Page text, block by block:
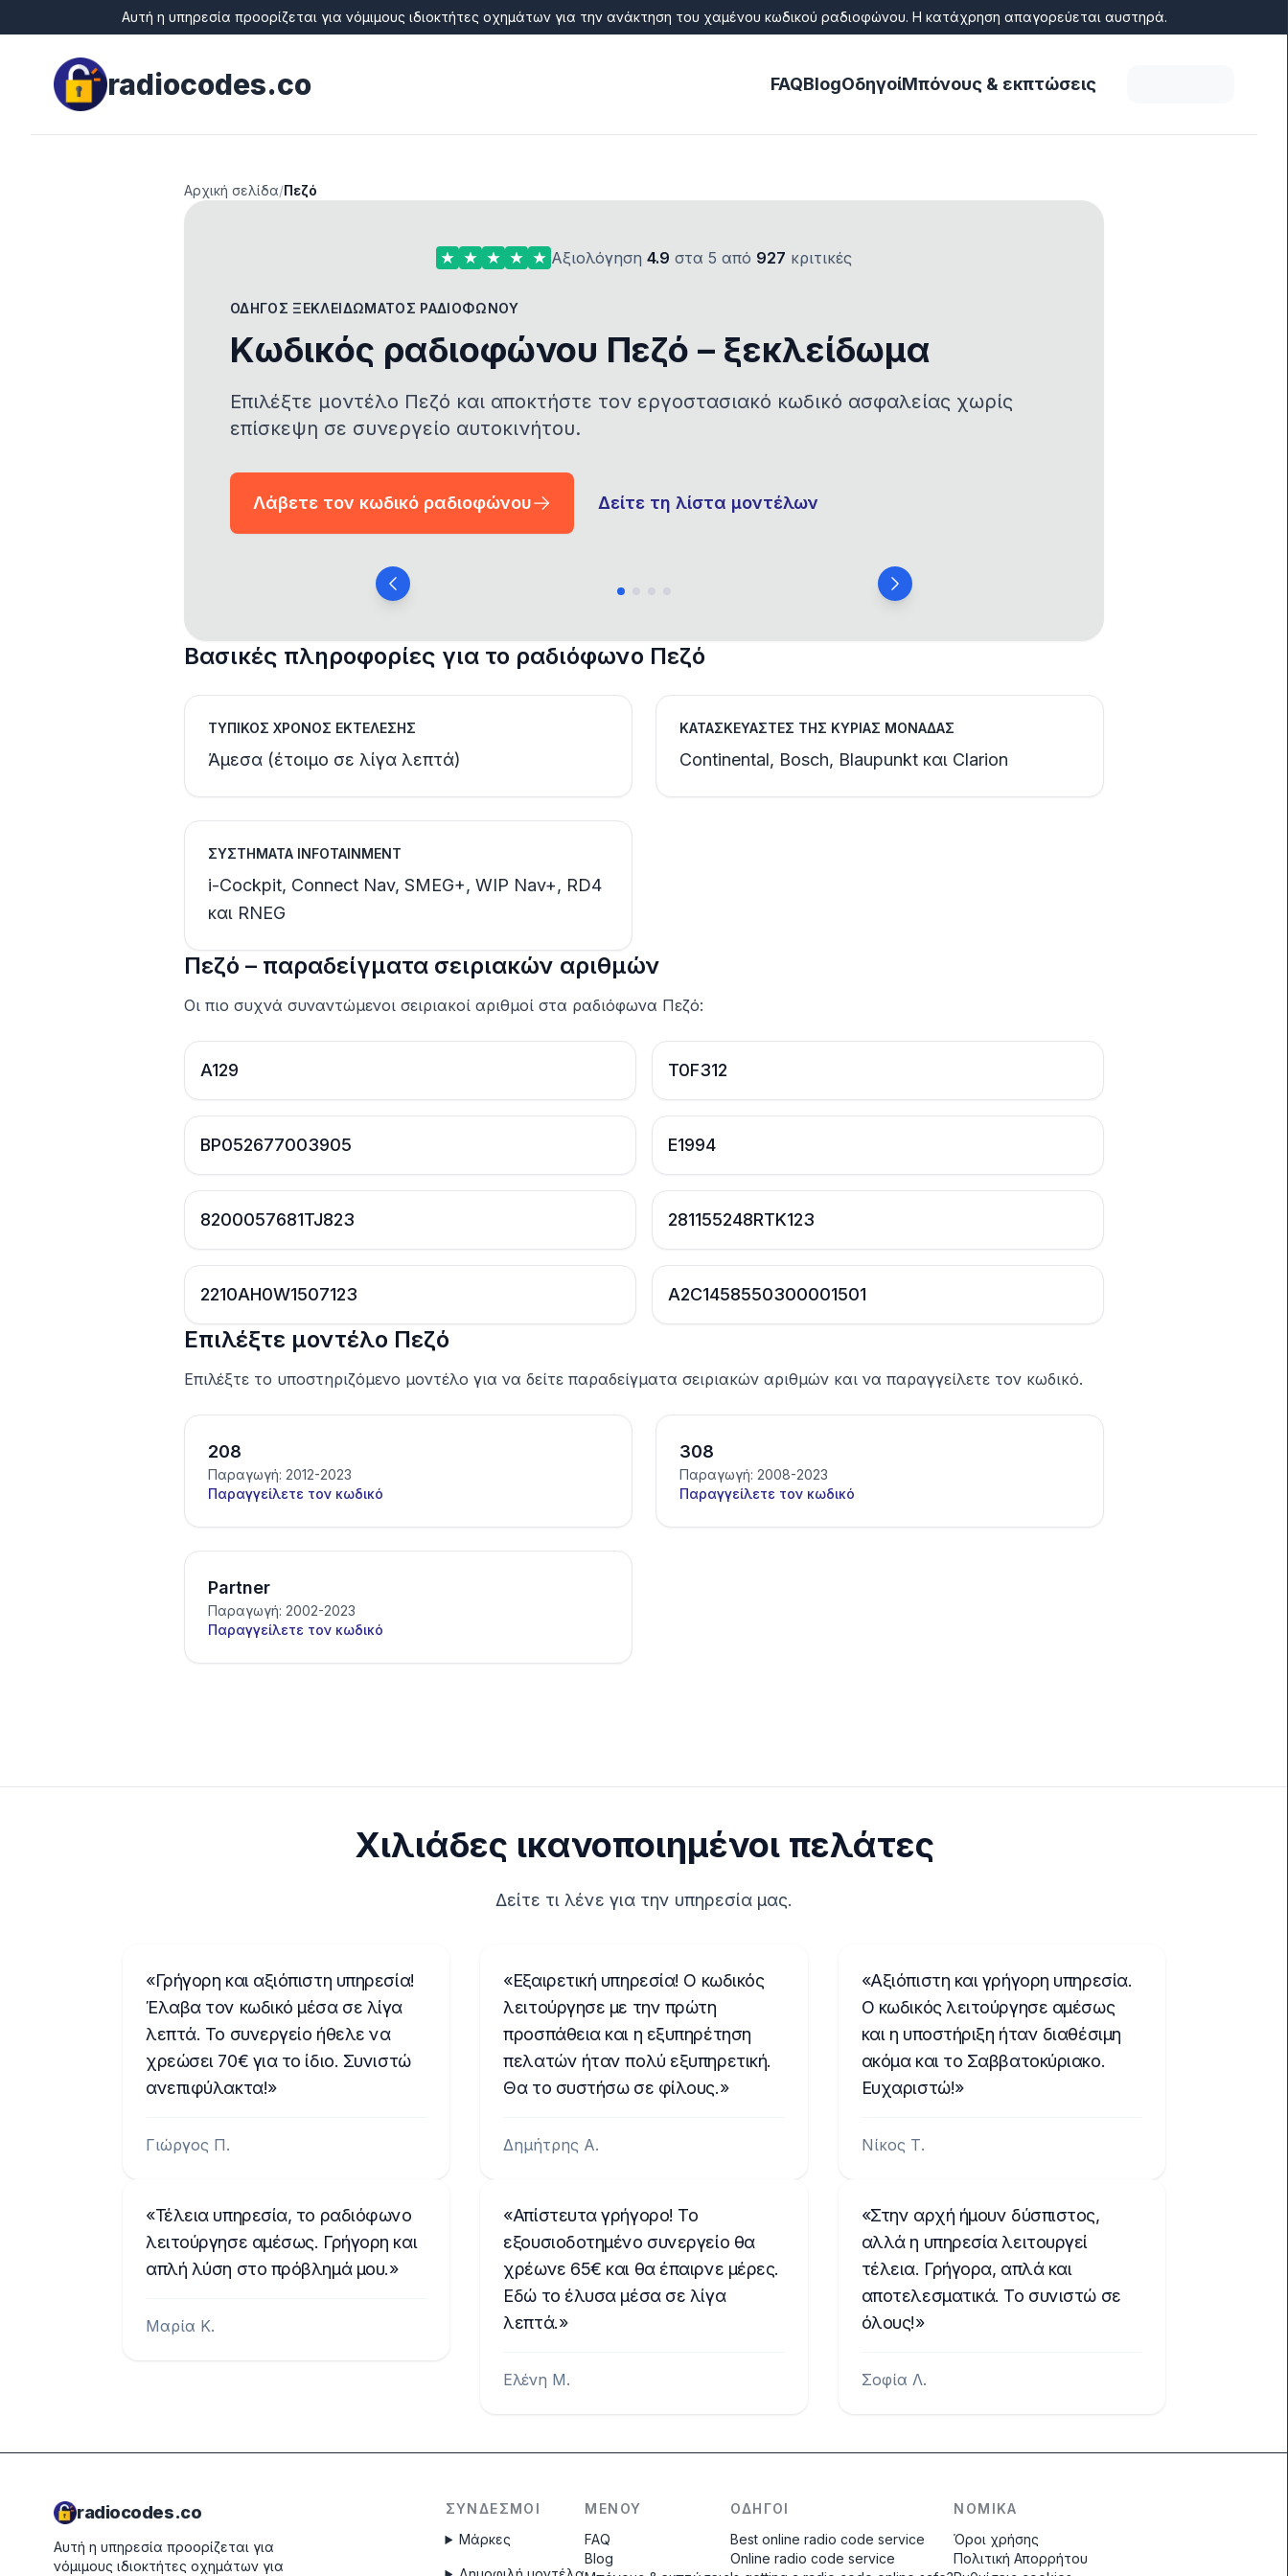
Αυτή η υπηρεσία προορίζεται για νόμιμους ιδιοκτήτες οχημάτων για την ανάκτηση του χαμένου κωδικού ραδιοφώνου. Η κατάχρηση απαγορεύεται αυστηρά.
radiocodes.co FAQBlogΟδηγοίΜπόνους & εκπτώσεις
Αρχική σελίδα/Πεζό
Αξιολόγηση 4.9 στα 5 από 927 κριτικές
ΟΔΗΓΌΣ ΞΕΚΛΕΙΔΏΜΑΤΟΣ ΡΑΔΙΟΦΏΝΟΥ
Κωδικός ραδιοφώνου Πεζό – ξεκλείδωμα
Επιλέξτε μοντέλο Πεζό και αποκτήστε τον εργοστασιακό κωδικό ασφαλείας χωρίς
επίσκεψη σε συνεργείο αυτοκινήτου.
Λάβετε τον κωδικό ραδιοφώνου Δείτε τη λίστα μοντέλων
Βασικές πληροφορίες για το ραδιόφωνο Πεζό
ΤΥΠΙΚΌΣ ΧΡΌΝΟΣ ΕΚΤΈΛΕΣΗΣ
Άμεσα (έτοιμο σε λίγα λεπτά)
ΚΑΤΑΣΚΕΥΑΣΤΈΣ ΤΗΣ ΚΎΡΙΑΣ ΜΟΝΆΔΑΣ
Continental, Bosch, Blaupunkt και Clarion
ΣΥΣΤΉΜΑΤΑ INFOTAINMENT
i-Cockpit, Connect Nav, SMEG+, WIP Nav+, RD4
και RNEG
Πεζό – παραδείγματα σειριακών αριθμών
Οι πιο συχνά συναντώμενοι σειριακοί αριθμοί στα ραδιόφωνα Πεζό:
A129 T0F312
BP052677003905 E1994
8200057681TJ823 281155248RTK123
2210AH0W1507123 A2C1458550300001501
Επιλέξτε μοντέλο Πεζό
Επιλέξτε το υποστηριζόμενο μοντέλο για να δείτε παραδείγματα σειριακών αριθμών και να παραγγείλετε τον κωδικό.
208
Παραγωγή: 2012-2023
Παραγγείλετε τον κωδικό
308
Παραγωγή: 2008-2023
Παραγγείλετε τον κωδικό
Partner
Παραγωγή: 2002-2023
Παραγγείλετε τον κωδικό
Χιλιάδες ικανοποιημένοι πελάτες
Δείτε τι λένε για την υπηρεσία μας.
Γρήγορη και αξιόπιστη υπηρεσία!
Έλαβα τον κωδικό μέσα σε λίγα
λεπτά. Το συνεργείο ήθελε να
χρεώσει 70€ για το ίδιο. Συνιστώ
ανεπιφύλακτα!
Γιώργος Π.
Τέλεια υπηρεσία, το ραδιόφωνο
λειτούργησε αμέσως. Γρήγορη και
απλή λύση στο πρόβλημά μου.
Μαρία Κ.
Εξαιρετική υπηρεσία! Ο κωδικός
λειτούργησε με την πρώτη
προσπάθεια και η εξυπηρέτηση
πελατών ήταν πολύ εξυπηρετική.
Θα το συστήσω σε φίλους.
Δημήτρης Α.
Απίστευτα γρήγορο! Το
εξουσιοδοτημένο συνεργείο θα
χρέωνε 65€ και θα έπαιρνε μέρες.
Εδώ το έλυσα μέσα σε λίγα
λεπτά.
Ελένη Μ.
Αξιόπιστη και γρήγορη υπηρεσία.
Ο κωδικός λειτούργησε αμέσως
και η υποστήριξη ήταν διαθέσιμη
ακόμα και το Σαββατοκύριακο.
Ευχαριστώ!
Νίκος Τ.
Στην αρχή ήμουν δύσπιστος,
αλλά η υπηρεσία λειτουργεί
τέλεια. Γρήγορα, απλά και
αποτελεσματικά. Το συνιστώ σε
όλους!
Σοφία Λ.
radiocodes.co
Αυτή η υπηρεσία προορίζεται για
νόμιμους ιδιοκτήτες οχημάτων για
ΣΎΝΔΕΣΜΟΙ
Μάρκες
ΜΕΝΟΎ
FAQ
Blog
ΟΔΗΓΟΊ
Best online radio code service
Online radio code service
ΝΟΜΙΚΆ
Όροι χρήσης
Πολιτική Απορρήτου